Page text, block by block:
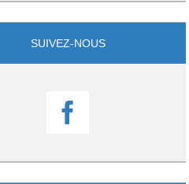
SUIVEZ-NOUS
